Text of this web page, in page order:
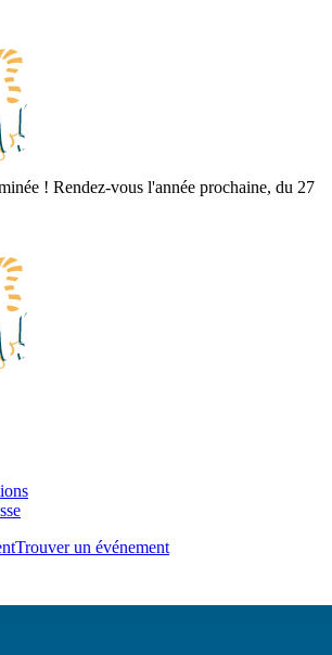
! Rendez-vous l'année prochaine, du 27
Trouver un événement